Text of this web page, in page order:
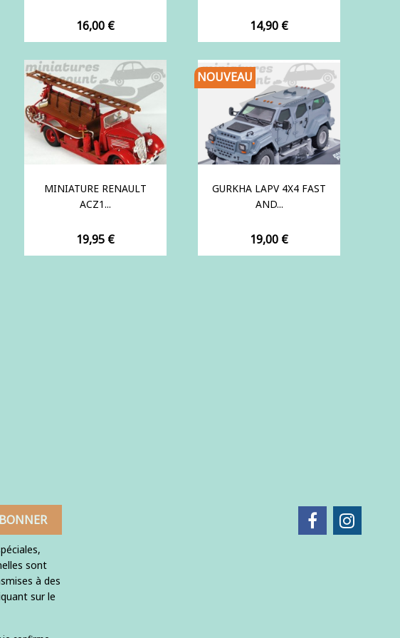
Prix
16,00 € Prix
14,90 €
MINIATURE RENAULT
ACZ1...
Prix
19,95 €
GURKHA LAPV 4X4 FAST
AND...
Prix
19,00 €
NOUVEAU
sont
à des
sur le